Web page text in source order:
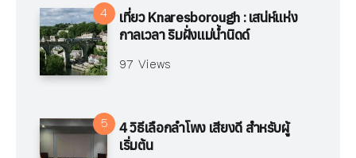
เที่ยว Knaresborough : เสน่ห์แห่ง
กาลเวลา ริมฝั่งแม่น้ำนิดด์
97 Views
4 วิธีเลือกลำโพง เสียงดี สำหรับผู้
เริ่มต้น